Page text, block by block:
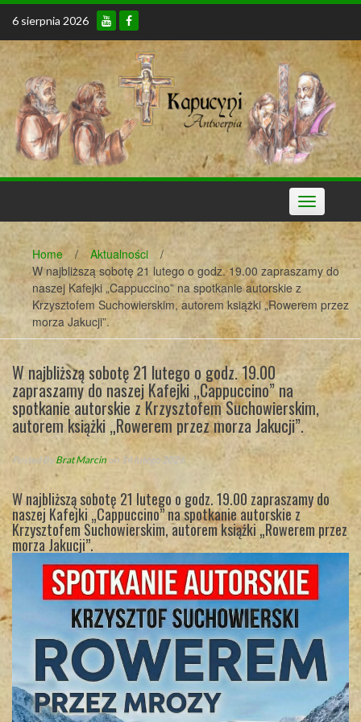
Skip
content
6 sierpnia 2026
Toggle
navigation
Home / Aktualności
/
W najbliższą sobotę 21 lutego o godz. 19.00 zapraszamy do
naszej Kafejki „Cappuccino” na spotkanie autorskie z
Krzysztofem Suchowierskim, autorem książki „Rowerem przez
morza Jakucji”.
W najbliższą sobotę 21 lutego o godz. 19.00
zapraszamy do naszej Kafejki „Cappuccino” na
spotkanie autorskie z Krzysztofem Suchowierskim,
autorem książki „Rowerem przez morza Jakucji”.
Posted ByBrat Marcin on 14 lutego 2026
W najbliższą sobotę 21 lutego o godz. 19.00 zapraszamy do
naszej Kafejki „Cappuccino” na spotkanie autorskie z
Krzysztofem Suchowierskim, autorem książki „Rowerem przez
morza Jakucji”.